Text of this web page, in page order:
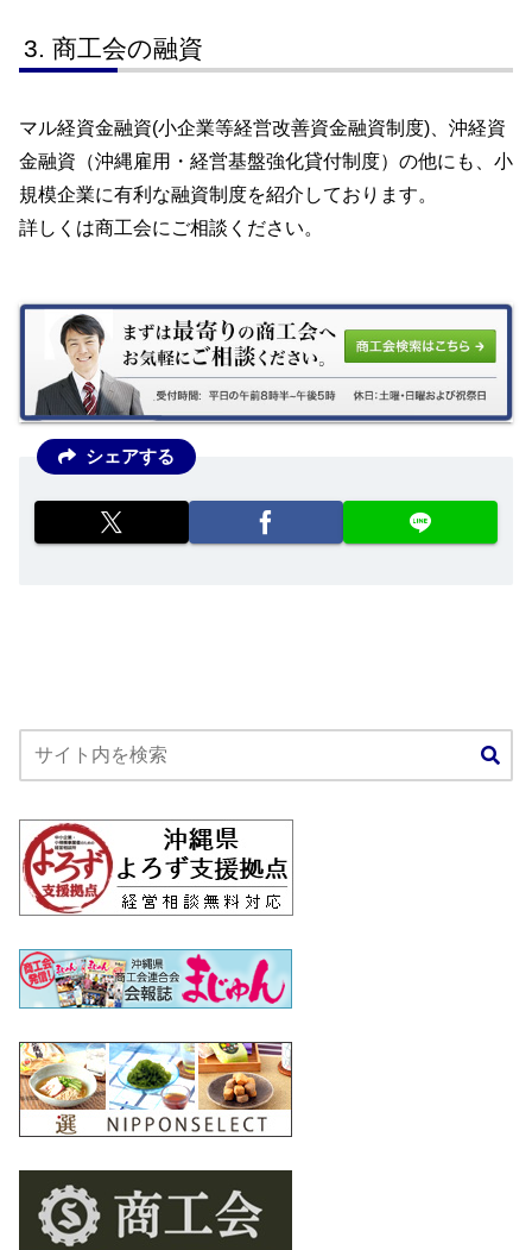
商工会の融資
マル経資金融資(小企業等経営改善資金融資制度)、沖経資
金融資（沖縄雇用・経営基盤強化貸付制度）の他にも、小
規模企業に有利な融資制度を紹介しております。
詳しくは商工会にご相談ください。
シェアする